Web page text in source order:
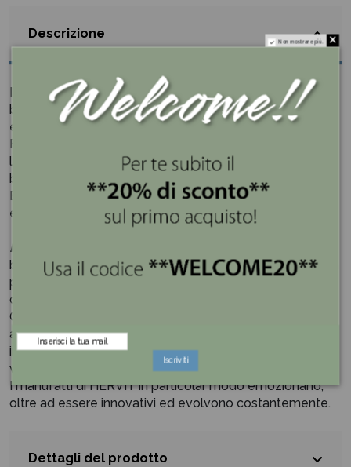
Descrizione
Il Set tazzine da caffè con piattini realizzati in porcellana
bianca presenta un decoro di tulipani dipinti di verde con
effetto pennello.
linea TULIP, che sembrano danzare sulla tavola come
ballerine leggere.
E la pausa caffè si trasforma in un momento di perfetta
eleganza.
Hervit
bomboniera grazie alla creazione delle linee esclusive in
porcellana e inventando delle particolari combinazioni
che sposano cristallo, metallo e cera.
Ogni oggetto è frutto di un lavoro tanto tecnico quanto
artistico, adatto alle persone che hanno una curiosità
innata ed un intelletto flessibile in grado di adattarsi alle
varie situazioni che gli si presentano davanti.
I manufatti di HERVIT in particolar modo emozionano,
oltre ad essere innovativi ed evolvono costantemente.
Dettagli del prodotto
Non mostrare più.
Iscriviti